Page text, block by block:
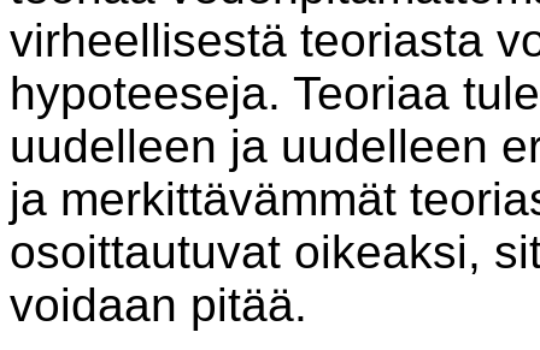
virheellisestä teoriasta
hypoteeseja. Teoriaa
uudelleen ja uudelleen
ja merkittävämmät
osoittautuvat oikeaksi,
voidaan pitää.